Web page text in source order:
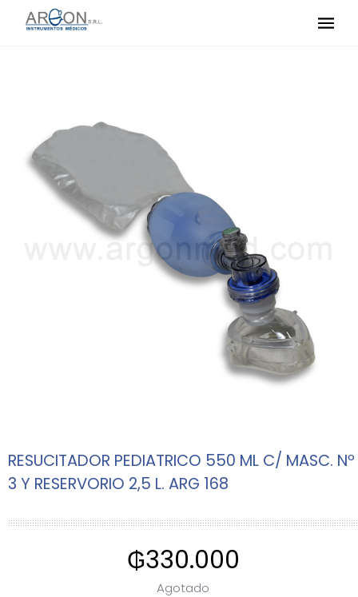
RESUCITADOR PEDIATRICO 550 ML C/ MASC. Nº
3 Y RESERVORIO 2,5 L. ARG 168
₲330.000
Agotado